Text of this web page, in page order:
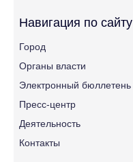
Навигация по сайту
Город
Органы власти
Электронный бюллетень
Пресс-центр
Деятельность
Контакты